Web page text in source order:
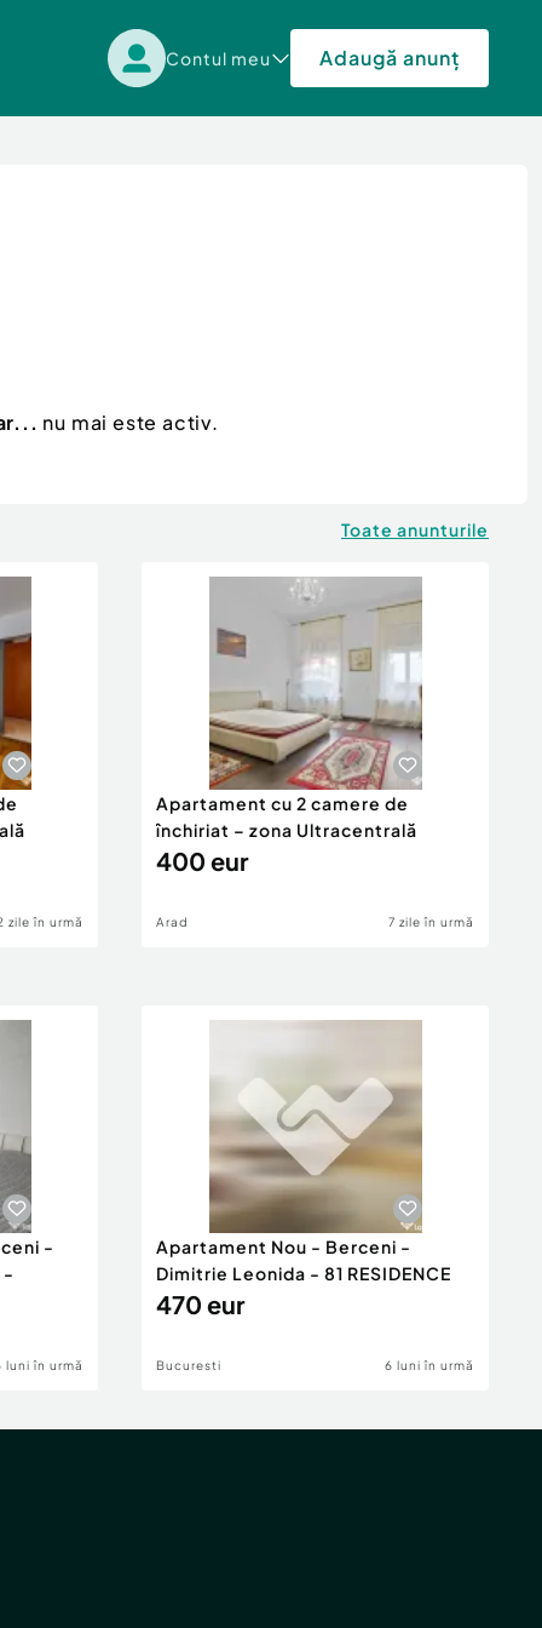
Contul meu Adaugă anunț
nu mai este activ.
Toate anunturile
zile în urmă
Apartament cu 2 camere de
închiriat – zona Ultracentrală
400 eur
Arad 7 zile în urmă
-
-
luni în urmă
Apartament Nou - Berceni -
Dimitrie Leonida - 81 RESIDENCE
470 eur
Bucuresti 6 luni în urmă